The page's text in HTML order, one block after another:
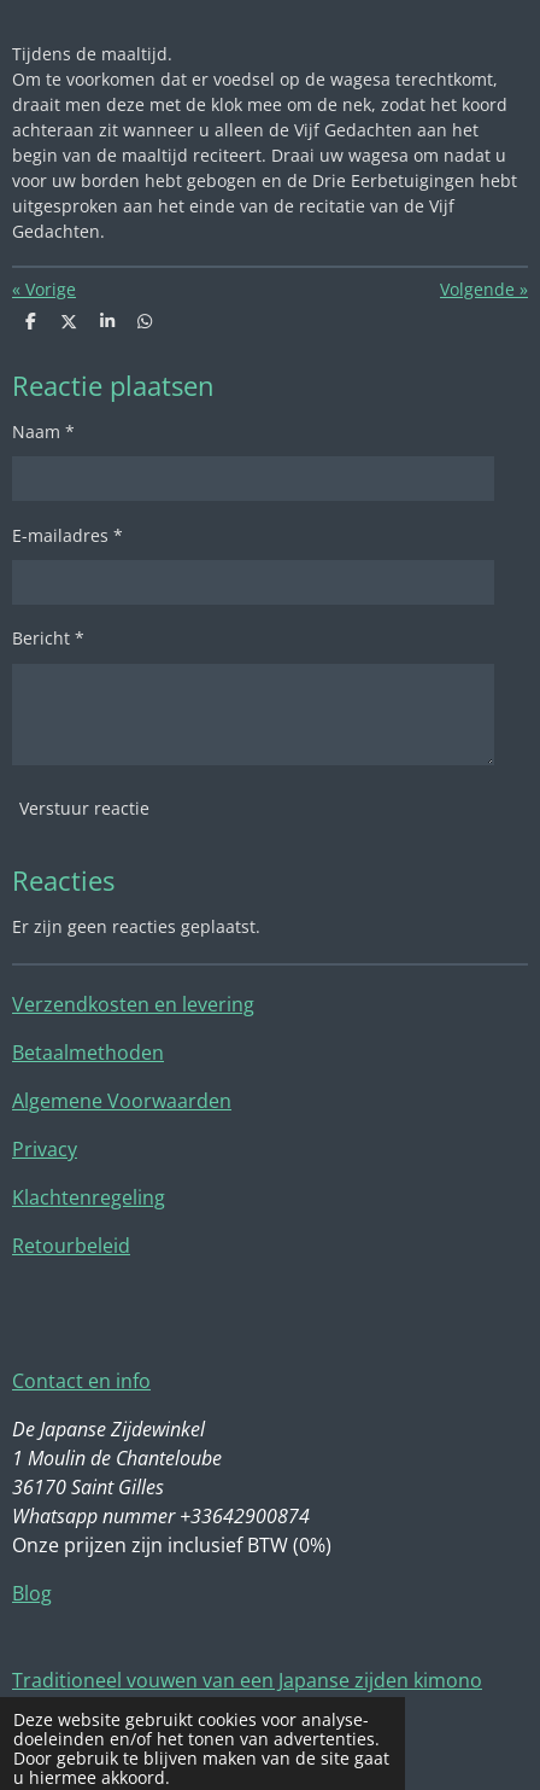
Deze website gebruikt cookies voor analyse-
doeleinden en/of het tonen van advertenties.
Door gebruik te blijven maken van de site gaat
u hiermee akkoord.
Tijdens de maaltijd.
Om te voorkomen dat er voedsel op de wagesa terechtkomt,
draait men deze met de klok mee om de nek, zodat het koord
achteraan zit wanneer u alleen de Vijf Gedachten aan het
begin van de maaltijd reciteert. Draai uw wagesa om nadat u
voor uw borden hebt gebogen en de Drie Eerbetuigingen hebt
uitgesproken aan het einde van de recitatie van de Vijf
Gedachten.
« Vorige Volgende »
D
e
n
D
l
S
e
D
e
n
Reactie plaatsen
Naam *
E-mailadres *
Bericht *
Verstuur reactie
Reacties
Er zijn geen reacties geplaatst.
Verzendkosten en levering
Betaalmethoden
Algemene Voorwaarden
Privacy
Klachtenregeling
Retourbeleid
Contact en info
De Japanse Zijdewinkel
1 Moulin de Chanteloube
36170 Saint Gilles
Whatsapp nummer +33642900874
Onze prijzen zijn inclusief BTW (0%)
Blog
Traditioneel vouwen van een Japanse zijden kimono
Zijde wassen en onderhoud